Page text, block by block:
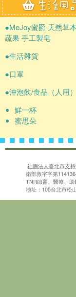
●MeJoy蜜爵 天然草
蔬果 手工製皂
●生活雜貨
●口罩
●沖泡飲/食品（人用）
鮮一杯
蜜思朵
社團法人臺北市支
衛部救字字第
TNR節育、醫療、
地址：105台北市松